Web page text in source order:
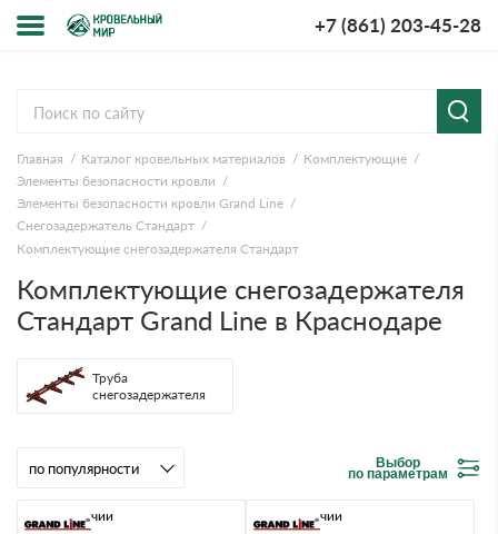
+7 (861) 203-45-28
компании
и оплата
ответы
Главная Каталог кровельных материалов
Комплектующие
Элементы безопасности кровли
Элементы безопасности кровли Grand Line
Снегозадержатель Стандарт
Комплектующие снегозадержателя Стандарт
Комплектующие снегозадержателя
Стандарт Grand Line в Краснодаре
Труба
снегозадержателя
Выбор
по параметрам
В наличии В наличии